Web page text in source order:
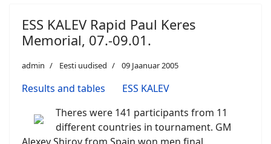
ESS KALEV Rapid Paul Keres
Memorial, 07.-09.01.
admin Eesti uudised 09 Jaanuar 2005
Results and tables
ESS KALEV
Theres were 141 participants from 11
different countries in tournament. GM